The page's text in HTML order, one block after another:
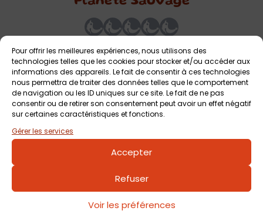
Pour offrir les meilleures expériences, nous utilisons des
technologies telles que les cookies pour stocker et/ou accéder aux
informations des appareils. Le fait de consentir à ces technologies
nous permettra de traiter des données telles que le comportement
de navigation ou les ID uniques sur ce site. Le fait de ne pas
consentir ou de retirer son consentement peut avoir un effet négatif
sur certaines caractéristiques et fonctions.
Gérer les services
Accepter
Refuser
Voir les préférences
Laisser un commentaire
Commentaire*